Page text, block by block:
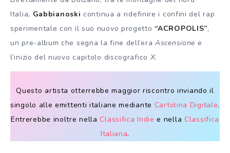
Italia, Gabbianoski continua a ridefinire i confini del rap
sperimentale con il suo nuovo progetto “ACROPOLIS”,
un pre-album che segna la fine dell’era Ascensione e
l’inizio del nuovo capitolo discografico X.
Questo artista otterrebbe maggior riscontro inviando il
singolo alle emittenti italiane mediante Cartolina Digitale.
Entrerebbe inoltre nella Classifica Indie e nella Classifica
Italiana.